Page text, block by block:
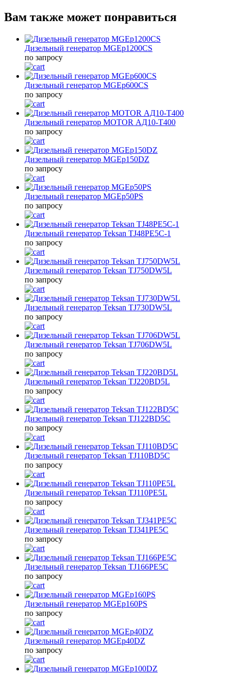
Вам также может понравиться
Дизельный генератор MGEp1200CS
по запросу
Дизельный генератор MGEp600CS
по запросу
Дизельный генератор MOTOR АД10-Т400
по запросу
Дизельный генератор MGEp150DZ
по запросу
Дизельный генератор MGEp50PS
по запросу
Дизельный генератор Teksan TJ48PE5C-1
по запросу
Дизельный генератор Teksan TJ750DW5L
по запросу
Дизельный генератор Teksan TJ730DW5L
по запросу
Дизельный генератор Teksan TJ706DW5L
по запросу
Дизельный генератор Teksan TJ220BD5L
по запросу
Дизельный генератор Teksan TJ122BD5C
по запросу
Дизельный генератор Teksan TJ110BD5C
по запросу
Дизельный генератор Teksan TJ110PE5L
по запросу
Дизельный генератор Teksan TJ341PE5C
по запросу
Дизельный генератор Teksan TJ166PE5C
по запросу
Дизельный генератор MGEp160PS
по запросу
Дизельный генератор MGEp40DZ
по запросу